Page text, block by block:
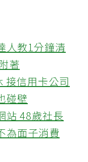
人教1分鐘清
著
接信用卡公司
碰壁
站 48歲社長
為面子消費